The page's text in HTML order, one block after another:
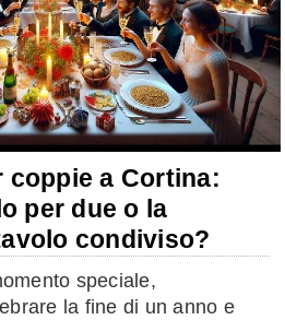
coppie a Cortina:
per due o la
condiviso?
speciale,
la fine di un anno e